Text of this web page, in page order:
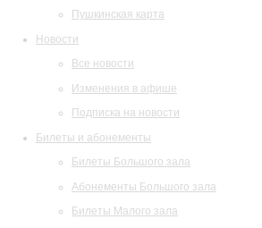
Пушкинская карта
Новости
Все новости
Изменения в афише
Подписка на новости
Билеты и абонементы
Билеты Большого зала
Абонементы Большого зала
Билеты Малого зала